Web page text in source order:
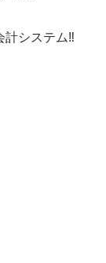
計システム‼️